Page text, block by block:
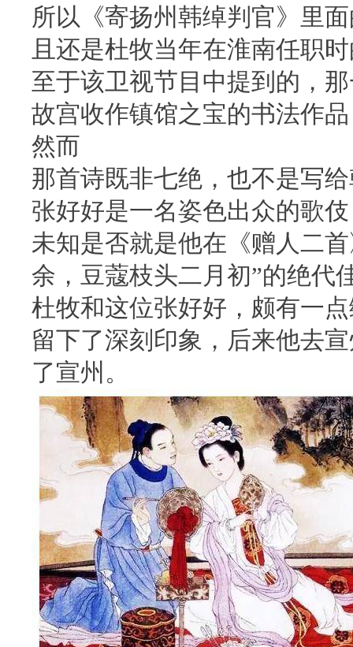
所以《寄扬州韩绰判官》里
且还是杜牧当年在淮南任职
至于该卫视节目中提到的，
故宫收作镇馆之宝的书法作
然而
那首诗既非七绝，也不是写
张好好是一名姿色出众的歌
未知是否就是他在《赠人二
余，豆蔻枝头二月初”的绝代
杜牧和这位张好好，颇有一
留下了深刻印象，后来他去
了宣州。